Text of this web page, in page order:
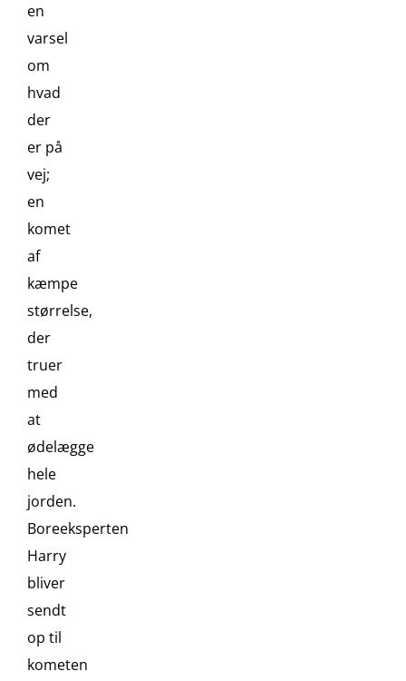
en
varsel
om
hvad
der
er på
vej;
en
komet
af
kæmpe
størrelse,
der
truer
med
at
ødelægge
hele
jorden.
Boreeksperten
Harry
bliver
sendt
op til
kometen